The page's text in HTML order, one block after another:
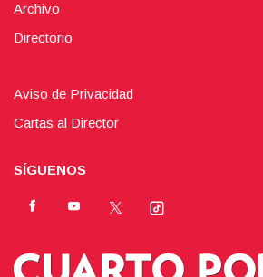
Archivo
Directorio
Aviso de Privacidad
Cartas al Director
SÍGUENOS